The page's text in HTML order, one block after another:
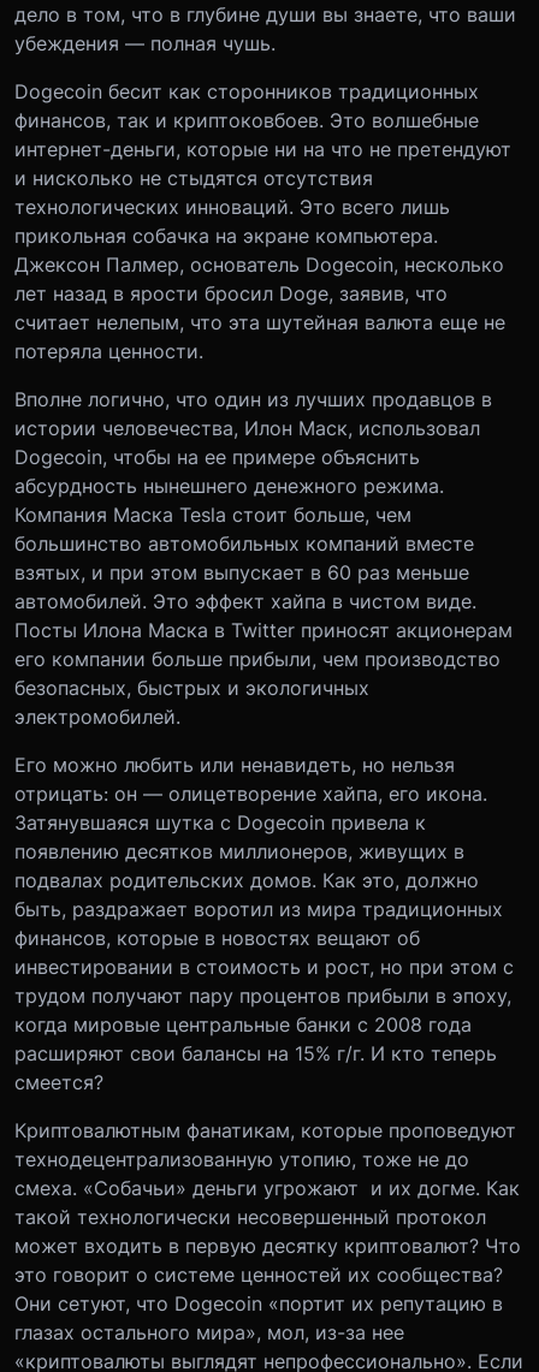
дело в том, что в глубине души вы знаете, что ваши
убеждения — полная чушь.
Dogecoin бесит как сторонников традиционных
финансов, так и криптоковбоев. Это волшебные
интернет-деньги, которые ни на что не претендуют
и нисколько не стыдятся отсутствия
технологических инноваций. Это всего лишь
прикольная собачка на экране компьютера.
Джексон Палмер, основатель Dogecoin, несколько
лет назад в ярости бросил Doge, заявив, что
считает нелепым, что эта шутейная валюта еще не
потеряла ценности.
Вполне логично, что один из лучших продавцов в
истории человечества, Илон Маск, использовал
Dogecoin, чтобы на ее примере объяснить
абсурдность нынешнего денежного режима.
Компания Маска Tesla стоит больше, чем
большинство автомобильных компаний вместе
взятых, и при этом выпускает в 60 раз меньше
автомобилей. Это эффект хайпа в чистом виде.
Посты Илона Маска в Twitter приносят акционерам
его компании больше прибыли, чем производство
безопасных, быстрых и экологичных
электромобилей.
Его можно любить или ненавидеть, но нельзя
отрицать: он — олицетворение хайпа, его икона.
Затянувшаяся шутка с Dogecoin привела к
появлению десятков миллионеров, живущих в
подвалах родительских домов. Как это, должно
быть, раздражает воротил из мира традиционных
финансов, которые в новостях вещают об
инвестировании в стоимость и рост, но при этом с
трудом получают пару процентов прибыли в эпоху,
когда мировые центральные банки с 2008 года
расширяют свои балансы на 15% г/г. И кто теперь
смеется?
Криптовалютным фанатикам, которые проповедуют
технодецентрализованную утопию, тоже не до
смеха. «Собачьи» деньги угрожают и их догме. Как
такой технологически несовершенный протокол
может входить в первую десятку криптовалют? Что
это говорит о системе ценностей их сообщества?
Они сетуют, что Dogecoin «портит их репутацию в
глазах остального мира», мол, из-за нее
«криптовалюты выглядят непрофессионально». Если